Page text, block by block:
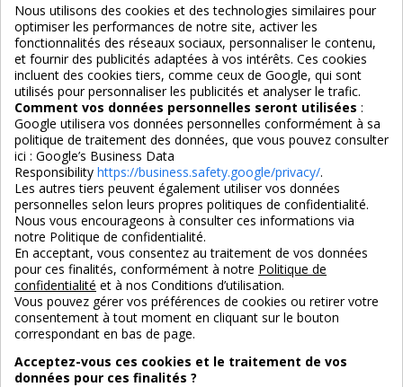
Banc Coffre de Rangement
Crème-Beige 100 cm – Tissu
Motif Léopard
279,90 €
Armoire en Bois de Pin
Recyclé 100 cm – Style
Authentique et Élégant
3 066,00 €
Nous utilisons des cookies et des technologies similaires pour
optimiser les performances de notre site, activer les
fonctionnalités des réseaux sociaux, personnaliser le contenu,
et fournir des publicités adaptées à vos intérêts. Ces cookies
incluent des cookies tiers, comme ceux de Google, qui sont
utilisés pour personnaliser les publicités et analyser le trafic.
Comment vos données personnelles seront utilisées :
Google utilisera vos données personnelles conformément à sa
politique de traitement des données, que vous pouvez consulter
ici : Google’s Business Data
Responsibility https://business.safety.google/privacy/.
Les autres tiers peuvent également utiliser vos données
personnelles selon leurs propres politiques de confidentialité.
Nous vous encourageons à consulter ces informations via
notre Politique de confidentialité.
En acceptant, vous consentez au traitement de vos données
pour ces finalités, conformément à notre Politique de
confidentialité et à nos Conditions d’utilisation.
Vous pouvez gérer vos préférences de cookies ou retirer votre
consentement à tout moment en cliquant sur le bouton
correspondant en bas de page.
Acceptez-vous ces cookies et le traitement de vos
données pour ces finalités ?